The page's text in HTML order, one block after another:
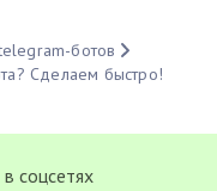
ботов
Сделаем быстро!
соцсетях